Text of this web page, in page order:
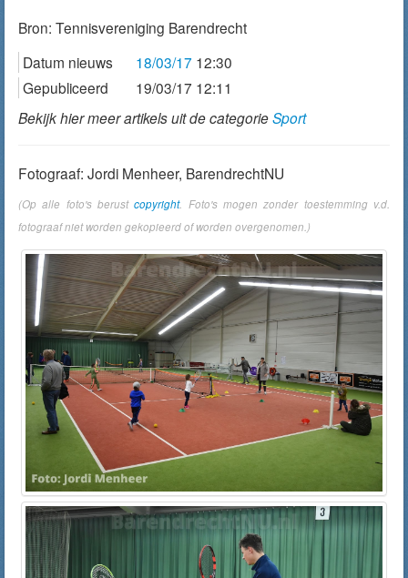
Bron: Tennisvereniging Barendrecht
Datum nieuws
18/03/17 12:30
Gepubliceerd
19/03/17 12:11
Bekijk hier meer artikels uit de categorieSport
Fotograaf: Jordi Menheer, BarendrechtNU
(Op alle foto's berustcopyright. Foto's mogen zonder toestemming v.d.
fotograaf niet worden gekopieerd of worden overgenomen.)